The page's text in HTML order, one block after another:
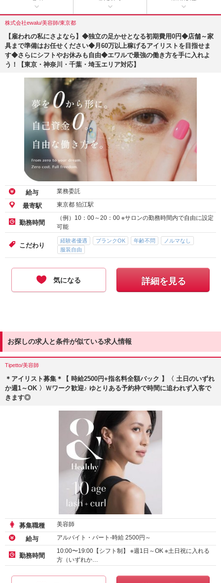
株式会社ewalu/美容師/東京都
【雇われの私にさよなら】◆独立の足かせとなる初期費用0円◆店舗～家
具まで準備はお任せください◆月60万以上稼げるアイリストを目指せま
す◆さらにシフトやお休みも自由◆エワルで最強の働き方を手に入れよ
う！【東京・神奈川・千葉・埼玉エリア対応】
給与 業務委託
最寄駅 東京都 狛江駅
勤務時間
（例）10：00～20：00 ※サロンの勤務時間内で自由に設定
可能
こだわり
経験者優遇 ブランクOK 年齢不問
ノルマなし
服装自由
気になる 詳細を見る
お探しの求人と条件が似ている求人情報
Tipetto/美容師
＊アイリスト募集＊【 時給2500円+指名料全額バック 】〈 土日のいずれ
か週1～OK 〉Ｗワーク歓迎♪ ゆとりある予約枠で時間に追われず入客で
きます◎
募集職種 美容師
給与 アルバイト・パート-時給 2500円～
勤務時間
10:00〜19:00【シフト制】 ※週1日～OK ※土日祝に入れる
方（いずれか…